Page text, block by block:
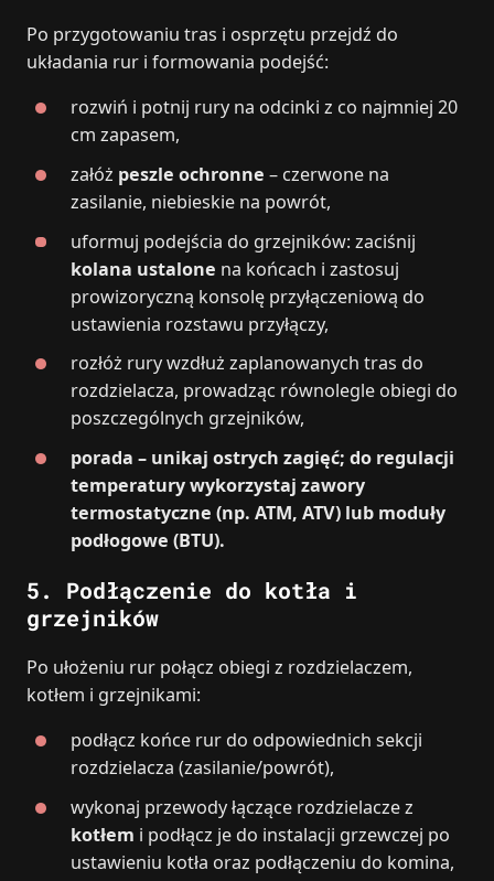
Po przygotowaniu tras i osprzętu przejdź do
układania rur i formowania podejść:
rozwiń i potnij rury na odcinki z co najmniej 20
cm zapasem,
załóż peszle ochronne – czerwone na
zasilanie, niebieskie na powrót,
uformuj podejścia do grzejników: zaciśnij
kolana ustalone na końcach i zastosuj
prowizoryczną konsolę przyłączeniową do
ustawienia rozstawu przyłączy,
rozłóż rury wzdłuż zaplanowanych tras do
rozdzielacza, prowadząc równolegle obiegi do
poszczególnych grzejników,
porada – unikaj ostrych zagięć; do regulacji
temperatury wykorzystaj zawory
termostatyczne (np. ATM, ATV) lub moduły
podłogowe (BTU).
5. Podłączenie do kotła i
grzejników
Po ułożeniu rur połącz obiegi z rozdzielaczem,
kotłem i grzejnikami:
podłącz końce rur do odpowiednich sekcji
rozdzielacza (zasilanie/powrót),
wykonaj przewody łączące rozdzielacze z
kotłem i podłącz je do instalacji grzewczej po
ustawieniu kotła oraz podłączeniu do komina,